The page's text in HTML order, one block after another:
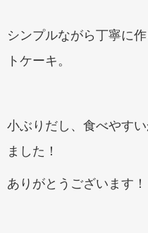
シンプルながら丁寧に
トケーキ。
小ぶりだし、食べやす
ました！
ありがとうございます！